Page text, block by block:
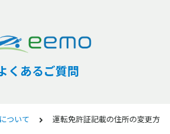
くあるご質問
ついて 運転免許証記載の住所の変更方